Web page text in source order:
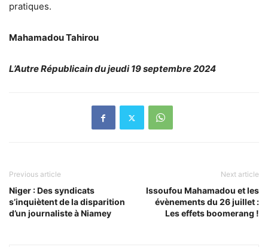
pratiques.
Mahamadou Tahirou
L’Autre Républicain du jeudi 19 septembre 2024
Previous article
Niger : Des syndicats
s’inquiètent de la disparition
d’un journaliste à Niamey
Next article
Issoufou Mahamadou et les
évènements du 26 juillet :
Les effets boomerang !